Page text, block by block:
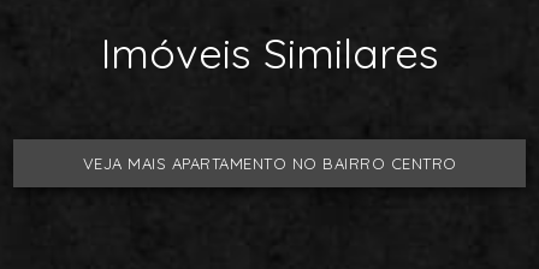
Imóveis Similares
VEJA MAIS APARTAMENTO NO BAIRRO CENTRO